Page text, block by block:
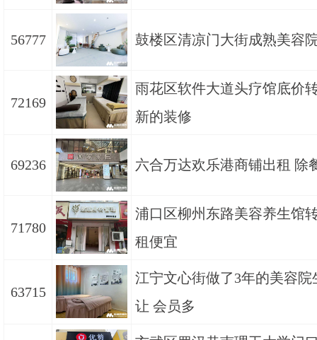
56777 鼓楼区清凉门大街成熟美容
72169
雨花区软件大道头疗馆底价
新的装修
69236 六合万达欢乐港商铺出租 除
71780
浦口区柳州东路美容养生馆
租便宜
63715
江宁文心街做了3年的美容院
让 会员多